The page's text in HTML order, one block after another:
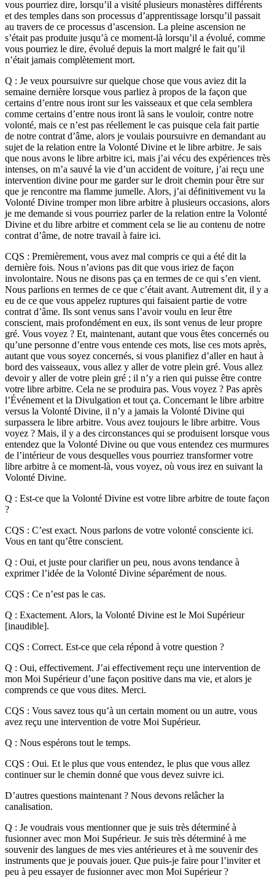
vous pourriez dire, lorsqu’il a visité plusieurs monastères différents
et des temples dans son processus d’apprentissage lorsqu’il passait
au travers de ce processus d’ascension. La pleine ascension ne
s’était pas produite jusqu’à ce moment-là lorsqu’il a évolué, comme
vous pourriez le dire, évolué depuis la mort malgré le fait qu’il
n’était jamais complètement mort.
Q : Je veux poursuivre sur quelque chose que vous aviez dit la
semaine dernière lorsque vous parliez à propos de la façon que
certains d’entre nous iront sur les vaisseaux et que cela semblera
comme certains d’entre nous iront là sans le vouloir, contre notre
volonté, mais ce n’est pas réellement le cas puisque cela fait partie
de notre contrat d’âme, alors je voulais poursuivre en demandant au
sujet de la relation entre la Volonté Divine et le libre arbitre. Je sais
que nous avons le libre arbitre ici, mais j’ai vécu des expériences très
intenses, on m’a sauvé la vie d’un accident de voiture, j’ai reçu une
intervention divine pour me garder sur le droit chemin pour être sur
que je rencontre ma flamme jumelle. Alors, j’ai définitivement vu la
Volonté Divine tromper mon libre arbitre à plusieurs occasions, alors
je me demande si vous pourriez parler de la relation entre la Volonté
Divine et du libre arbitre et comment cela se lie au contenu de notre
contrat d’âme, de notre travail à faire ici.
CQS : Premièrement, vous avez mal compris ce qui a été dit la
dernière fois. Nous n’avions pas dit que vous iriez de façon
involontaire. Nous ne disons pas ça en termes de ce qui s’en vient.
Nous parlions en termes de ce que c’était avant. Autrement dit, il y a
eu de ce que vous appelez ruptures qui faisaient partie de votre
contrat d’âme. Ils sont venus sans l’avoir voulu en leur être
conscient, mais profondément en eux, ils sont venus de leur propre
gré. Vous voyez ? Et, maintenant, autant que vous êtes concernés ou
qu’une personne d’entre vous entende ces mots, lise ces mots après,
autant que vous soyez concernés, si vous planifiez d’aller en haut à
bord des vaisseaux, vous allez y aller de votre plein gré. Vous allez
devoir y aller de votre plein gré ; il n’y a rien qui puisse être contre
votre libre arbitre. Cela ne se produira pas. Vous voyez ? Pas après
l’Événement et la Divulgation et tout ça. Concernant le libre arbitre
versus la Volonté Divine, il n’y a jamais la Volonté Divine qui
surpassera le libre arbitre. Vous avez toujours le libre arbitre. Vous
voyez ? Mais, il y a des circonstances qui se produisent lorsque vous
entendez que la Volonté Divine ou que vous entendez ces murmures
de l’intérieur de vous desquelles vous pourriez transformer votre
libre arbitre à ce moment-là, vous voyez, où vous irez en suivant la
Volonté Divine.
Q : Est-ce que la Volonté Divine est votre libre arbitre de toute façon
?
CQS : C’est exact. Nous parlons de votre volonté consciente ici.
Vous en tant qu’être conscient.
Q : Oui, et juste pour clarifier un peu, nous avons tendance à
exprimer l’idée de la Volonté Divine séparément de nous.
CQS : Ce n’est pas le cas.
Q : Exactement. Alors, la Volonté Divine est le Moi Supérieur
[inaudible].
CQS : Correct. Est-ce que cela répond à votre question ?
Q : Oui, effectivement. J’ai effectivement reçu une intervention de
mon Moi Supérieur d’une façon positive dans ma vie, et alors je
comprends ce que vous dites. Merci.
CQS : Vous savez tous qu’à un certain moment ou un autre, vous
avez reçu une intervention de votre Moi Supérieur.
Q : Nous espérons tout le temps.
CQS : Oui. Et le plus que vous entendez, le plus que vous allez
continuer sur le chemin donné que vous devez suivre ici.
D’autres questions maintenant ? Nous devons relâcher la
canalisation.
Q : Je voudrais vous mentionner que je suis très déterminé à
fusionner avec mon Moi Supérieur. Je suis très déterminé à me
souvenir des langues de mes vies antérieures et à me souvenir des
instruments que je pouvais jouer. Que puis-je faire pour l’inviter et
peu à peu essayer de fusionner avec mon Moi Supérieur ?